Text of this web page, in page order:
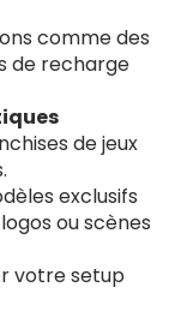
comme des
de recharge
de jeux
exclusifs
ou scènes
votre setup